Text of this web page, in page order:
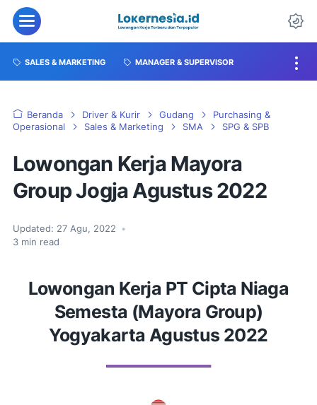
SALES & MARKETING MANAGER & SUPERVISOR
Beranda Driver & Kurir Gudang
Purchasing &
Operasional
Sales & Marketing SMA SPG & SPB
Lowongan Kerja Mayora
Group Jogja Agustus 2022
Updated: 27 Agu, 2022
•
3 min read
Lowongan Kerja PT Cipta Niaga
Semesta (Mayora Group)
Yogyakarta Agustus 2022